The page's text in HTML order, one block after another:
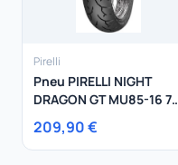
Pirelli
Pneu PIRELLI NIGHT
DRAGON GT MU85-16 77
H
209,90 €